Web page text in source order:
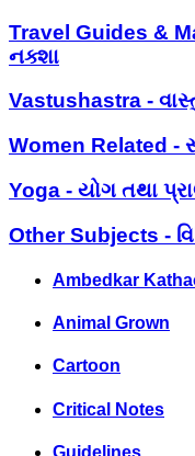
Travel Guides &
નક્શા
Vastushastra -
Women Related -
Yoga - યોગ તથા
Other Subjects -
Ambedkar
Animal Grown
Cartoon
Critical Notes
Guidelines